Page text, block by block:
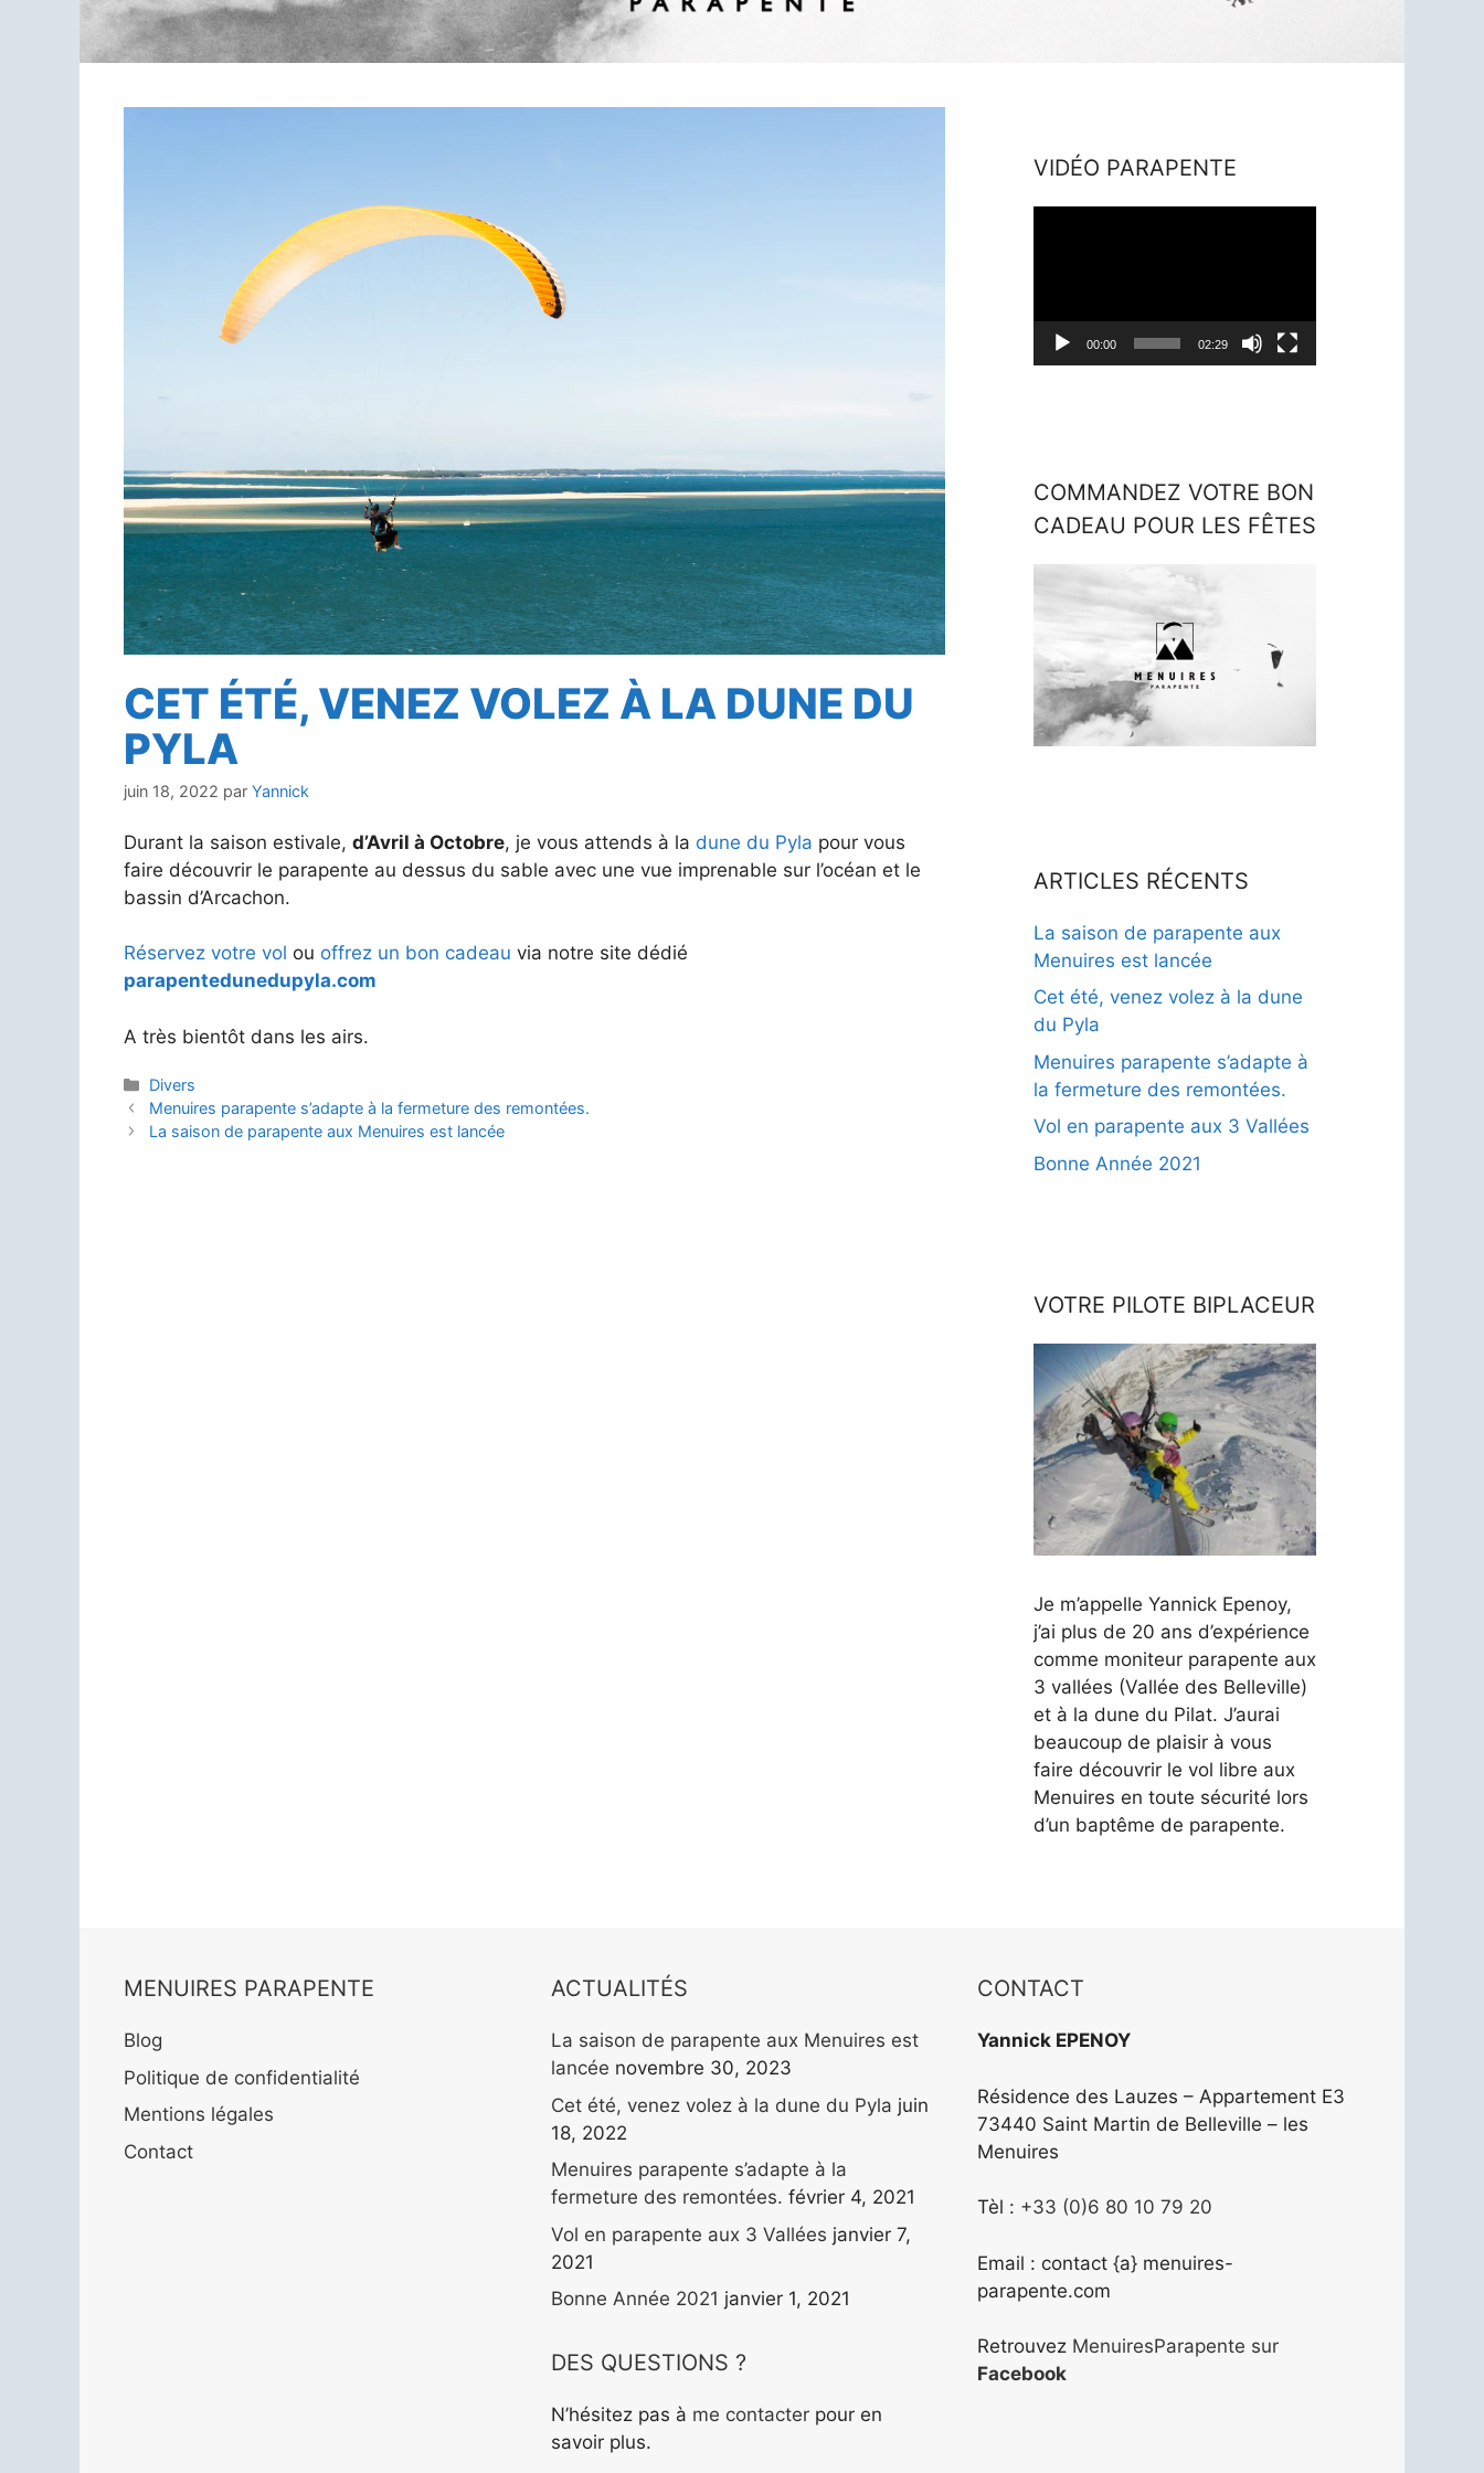
CET ÉTÉ, VENEZ VOLEZ À LA DUNE DU
PYLA
juin 18, 2022 par Yannick
Durant la saison estivale, d’Avril à Octobre, je vous attends à la dune du Pyla pour vous
faire découvrir le parapente au dessus du sable avec une vue imprenable sur l’océan et le
bassin d’Arcachon.
Réservez votre vol ou offrez un bon cadeau via notre site dédié
parapentedunedupyla.com
A très bientôt dans les airs.
Catégories
Divers
Menuires parapente s’adapte à la fermeture des remontées.
La saison de parapente aux Menuires est lancée
VIDÉO PARAPENTE
00:00 02:29
COMMANDEZ VOTRE BON
CADEAU POUR LES FÊTES
ARTICLES RÉCENTS
La saison de parapente aux
Menuires est lancée
Cet été, venez volez à la dune
du Pyla
Menuires parapente s’adapte à
la fermeture des remontées.
Vol en parapente aux 3 Vallées
Bonne Année 2021
VOTRE PILOTE BIPLACEUR
Je m’appelle Yannick Epenoy,
j’ai plus de 20 ans d’expérience
comme moniteur parapente aux
3 vallées (Vallée des Belleville)
et à la dune du Pilat. J’aurai
beaucoup de plaisir à vous
faire découvrir le vol libre aux
Menuires en toute sécurité lors
d’un baptême de parapente.
MENUIRES PARAPENTE
Blog
Politique de confidentialité
Mentions légales
Contact
ACTUALITÉS
La saison de parapente aux Menuires est
lancée novembre 30, 2023
Cet été, venez volez à la dune du Pyla juin
18, 2022
Menuires parapente s’adapte à la
fermeture des remontées. février 4, 2021
Vol en parapente aux 3 Vallées janvier 7,
2021
Bonne Année 2021 janvier 1, 2021
DES QUESTIONS ?
N’hésitez pas à me contacterpour en
savoir plus.
CONTACT
Yannick EPENOY
Résidence des Lauzes – Appartement E3
73440 Saint Martin de Belleville – les
Menuires
Tèl : +33 (0)6 80 10 79 20
Email : contact {a} menuires-
parapente.com
Retrouvez MenuiresParapente sur
Facebook